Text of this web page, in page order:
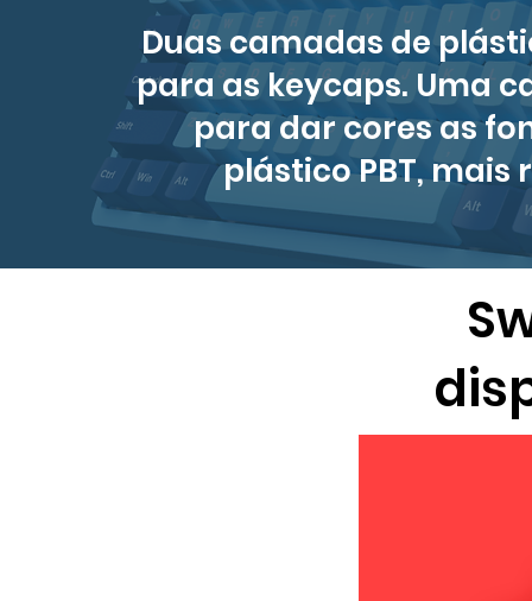
Duas camadas de
para as keycaps. Uma
para dar cores as
plástico PBT, mais